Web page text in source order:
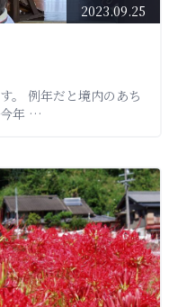
2023.09.25
。 例年だと境内のあち
今年 …